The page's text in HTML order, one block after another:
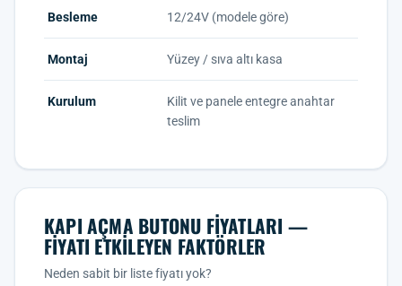
Besleme 12/24V (modele göre)
Montaj Yüzey / sıva altı kasa
Kurulum
Kilit ve panele entegre anahtar
teslim
KAPI AÇMA BUTONU FIYATLARI —
FIYATI ETKILEYEN FAKTÖRLER
Neden sabit bir liste fiyatı yok?